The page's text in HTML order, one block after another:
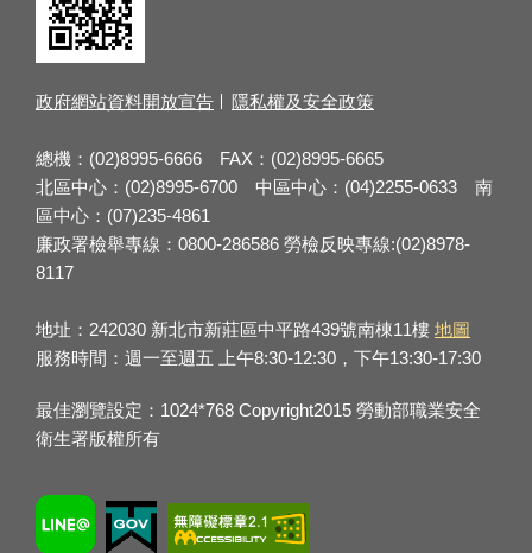
政府網站資料開放宣告 隱私權及安全政策
總機：(02)8995-6666 FAX：(02)8995-6665
北區中心：(02)8995-6700 中區中心：(04)2255-0633 南
區中心：(07)235-4861
廉政署檢舉專線：0800-286586 勞檢反映專線:(02)8978-
8117
地址：242030 新北市新莊區中平路439號南棟11樓 地圖
服務時間：週一至週五 上午8:30-12:30，下午13:30-17:30
最佳瀏覽設定：1024*768 Copyright2015 勞動部職業安全
衛生署版權所有